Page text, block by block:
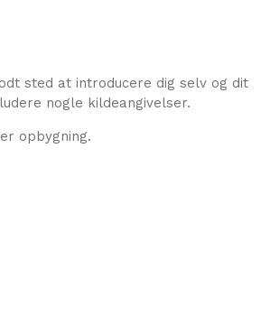
sted at introducere dig selv og dit
nogle kildeangivelser.
opbygning.